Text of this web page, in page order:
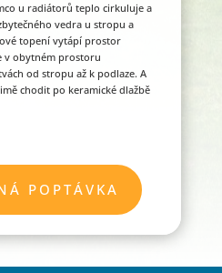
u radiátorů teplo cirkuluje a
vedra u stropu a
topení vytápí prostor
v obytném prostoru
od stropu až k podlaze. A
chodit po keramické dlažbě
POPTÁVKA